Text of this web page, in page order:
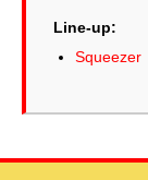
Line-up:
Squeezer